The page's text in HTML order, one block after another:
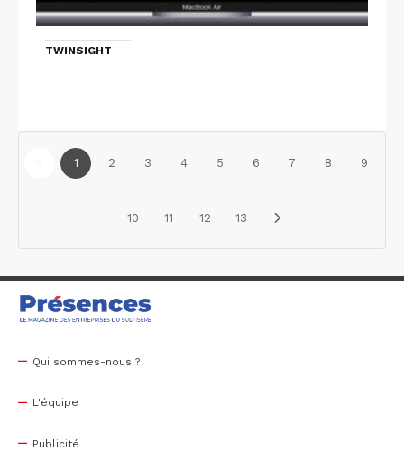
TWINSIGHT
1 2 3 4 5 6 7 8 9
10 11 12 13
Qui sommes-nous ?
L'équipe
Publicité